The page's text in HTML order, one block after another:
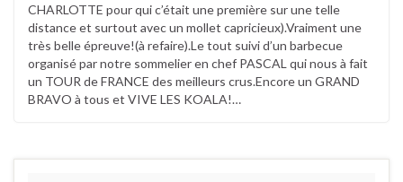
CHARLOTTE pour qui c’était une première sur une telle
distance et surtout avec un mollet capricieux).Vraiment une
très belle épreuve!(à refaire).Le tout suivi d’un barbecue
organisé par notre sommelier en chef PASCAL qui nous à fait
un TOUR de FRANCE des meilleurs crus.Encore un GRAND
BRAVO à tous et VIVE LES KOALA!…